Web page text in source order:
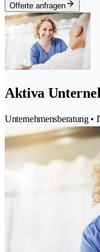
Offerte anfragen
Aktiva
Unternehmensberatung